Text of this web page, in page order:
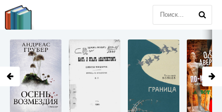
LITMIR.ORG